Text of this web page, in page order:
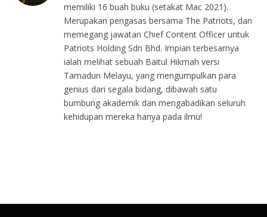
memiliki 16 buah buku (setakat Mac 2021).
Merupakan pengasas bersama The Patriots, dan
memegang jawatan Chief Content Officer untuk
Patriots Holding Sdn Bhd. Impian terbesarnya
ialah melihat sebuah Baitul Hikmah versi
Tamadun Melayu, yang mengumpulkan para
genius dari segala bidang, dibawah satu
bumbung akademik dan mengabadikan seluruh
kehidupan mereka hanya pada ilmu!